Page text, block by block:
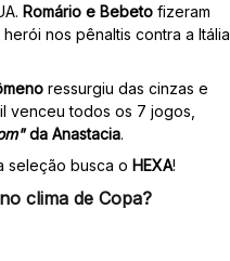
Romário e Bebeto fizeram
nos pênaltis contra a Itália,
ressurgiu das cinzas e
venceu todos os 7 jogos,
da Anastacia.
seleção busca o HEXA!
clima de Copa?